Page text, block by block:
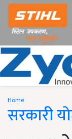
Home
सरकारी